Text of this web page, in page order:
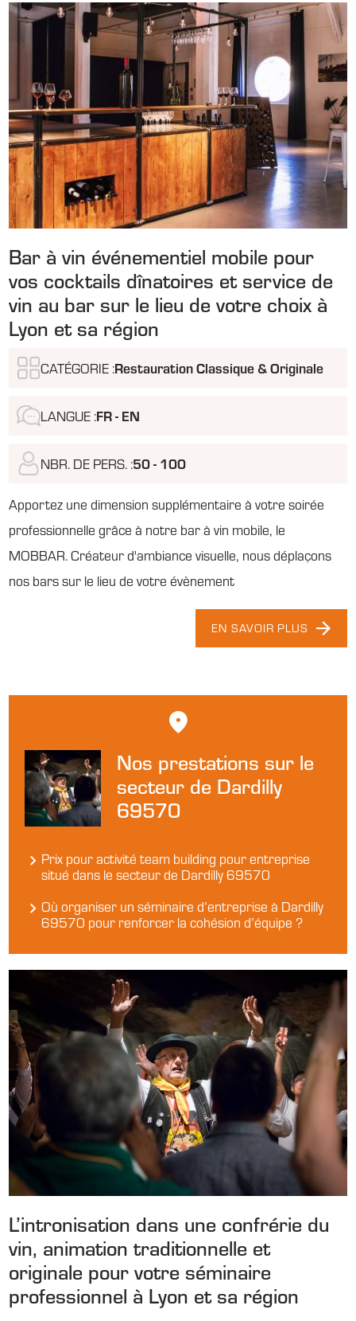
Bar à vin événementiel mobile pour
vos cocktails dînatoires et service de
vin au bar sur le lieu de votre choix à
Lyon et sa région
CATÉGORIE :Restauration Classique & Originale
LANGUE :FR - EN
NBR. DE PERS. :50 - 100
Apportez une dimension supplémentaire à votre soirée
professionnelle grâce à notre bar à vin mobile, le
MOBBAR. Créateur d'ambiance visuelle, nous déplaçons
nos bars sur le lieu de votre évènement
EN SAVOIR PLUS
Nos prestations sur le
secteur de Dardilly
69570
Prix pour activité team building pour entreprise
situé dans le secteur de Dardilly 69570
Où organiser un séminaire d’entreprise à Dardilly
69570 pour renforcer la cohésion d’équipe ?
L’intronisation dans une confrérie du
vin, animation traditionnelle et
originale pour votre séminaire
professionnel à Lyon et sa région